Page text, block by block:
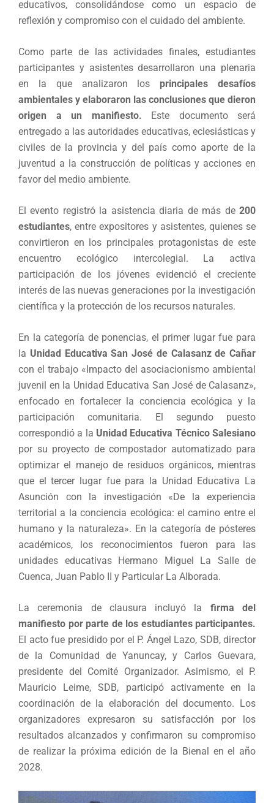
educativos, consolidándose como un espacio de
reflexión y compromiso con el cuidado del ambiente.
Como parte de las actividades finales, estudiantes
participantes y asistentes desarrollaron una plenaria
en la que analizaron los principales desafíos
ambientales y elaboraron las conclusiones que dieron
origen a un manifiesto. Este documento será
entregado a las autoridades educativas, eclesiásticas y
civiles de la provincia y del país como aporte de la
juventud a la construcción de políticas y acciones en
favor del medio ambiente.
El evento registró la asistencia diaria de más de 200
estudiantes, entre expositores y asistentes, quienes se
convirtieron en los principales protagonistas de este
encuentro ecológico intercolegial. La activa
participación de los jóvenes evidenció el creciente
interés de las nuevas generaciones por la investigación
científica y la protección de los recursos naturales.
En la categoría de ponencias, el primer lugar fue para
la Unidad Educativa San José de Calasanz de Cañar
con el trabajo «Impacto del asociacionismo ambiental
juvenil en la Unidad Educativa San José de Calasanz»,
enfocado en fortalecer la conciencia ecológica y la
participación comunitaria. El segundo puesto
correspondió a la Unidad Educativa Técnico Salesiano
por su proyecto de compostador automatizado para
optimizar el manejo de residuos orgánicos, mientras
que el tercer lugar fue para la Unidad Educativa La
Asunción con la investigación «De la experiencia
territorial a la conciencia ecológica: el camino entre el
humano y la naturaleza». En la categoría de pósteres
académicos, los reconocimientos fueron para las
unidades educativas Hermano Miguel La Salle de
Cuenca, Juan Pablo II y Particular La Alborada.
La ceremonia de clausura incluyó la firma del
manifiesto por parte de los estudiantes participantes.
El acto fue presidido por el P. Ángel Lazo, SDB, director
de la Comunidad de Yanuncay, y Carlos Guevara,
presidente del Comité Organizador. Asimismo, el P.
Mauricio Leime, SDB, participó activamente en la
coordinación de la elaboración del documento. Los
organizadores expresaron su satisfacción por los
resultados alcanzados y confirmaron su compromiso
de realizar la próxima edición de la Bienal en el año
2028.